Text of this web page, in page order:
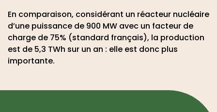
En comparaison, considérant un réacteur nucléaire
d’une puissance de 900 MW avec un facteur de
charge de 75% (standard français), la production
est de 5,3 TWh sur un an : elle est donc plus
importante.